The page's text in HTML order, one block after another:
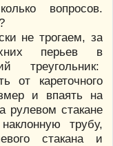
вопросов.
не трогаем, за
перьев в
треугольник:
от кареточного
и впаять на
рулевом стакане
трубу,
стакана и